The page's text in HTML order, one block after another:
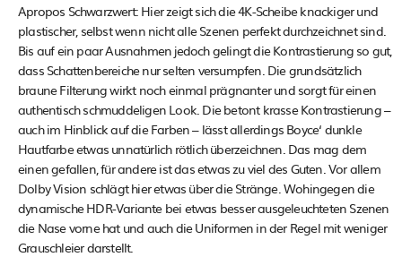
Apropos Schwarzwert: Hier zeigt sich die 4K-Scheibe knackiger und
plastischer, selbst wenn nicht alle Szenen perfekt durchzeichnet sind.
Bis auf ein paar Ausnahmen jedoch gelingt die Kontrastierung so gut,
dass Schattenbereiche nur selten versumpfen. Die grundsätzlich
braune Filterung wirkt noch einmal prägnanter und sorgt für einen
authentisch schmuddeligen Look. Die betont krasse Kontrastierung –
auch im Hinblick auf die Farben – lässt allerdings Boyce‘ dunkle
Hautfarbe etwas unnatürlich rötlich überzeichnen. Das mag dem
einen gefallen, für andere ist das etwas zu viel des Guten. Vor allem
Dolby Vision schlägt hier etwas über die Stränge. Wohingegen die
dynamische HDR-Variante bei etwas besser ausgeleuchteten Szenen
die Nase vorne hat und auch die Uniformen in der Regel mit weniger
Grauschleier darstellt.